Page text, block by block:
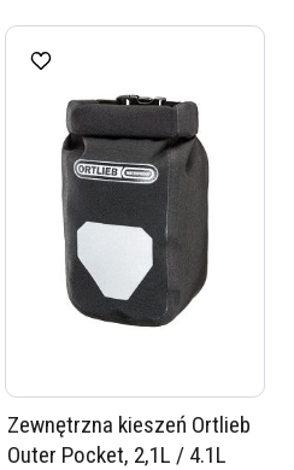
Zewnętrzna kieszeń Ortlieb
Outer Pocket, 2,1L / 4.1L